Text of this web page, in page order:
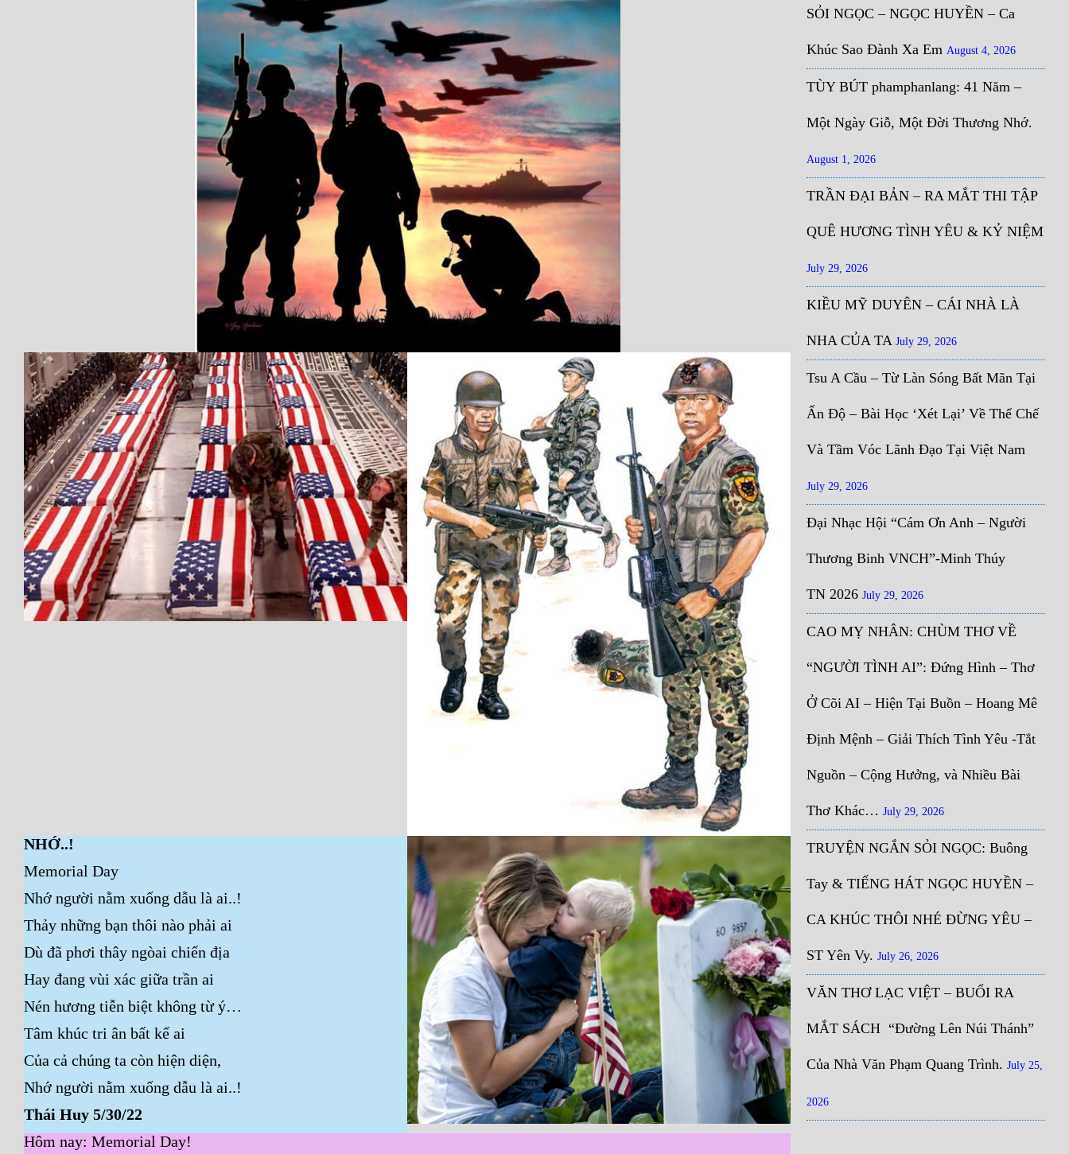
NHỚ..!
Memorial Day
Nhớ người nằm xuống dẫu là ai..!
Thảy những bạn thôi nào phải ai
Dù đã phơi thây ngòai chiến địa
Hay đang vùi xác giữa trần ai
Nén hương tiễn biệt không từ ý…
Tâm khúc tri ân bất kể ai
Của cả chúng ta còn hiện diện,
Nhớ người nằm xuống dẫu là ai..!
Thái Huy 5/30/22
Hôm nay: Memorial Day!
SỎI NGỌC – NGỌC HUYỀN – Ca
Khúc Sao Đành Xa Em August 4, 2026
TÙY BÚT phamphanlang: 41 Năm –
Một Ngày Giỗ, Một Đời Thương Nhớ.
August 1, 2026
TRẦN ĐẠI BẢN – RA MẮT THI TẬP
QUÊ HƯƠNG TÌNH YÊU & KỶ NIỆM
July 29, 2026
KIỀU MỸ DUYÊN – CÁI NHÀ LÀ
NHA CỦA TA July 29, 2026
Tsu A Cầu – Từ Làn Sóng Bất Mãn Tại
Ấn Độ – Bài Học ‘Xét Lại’ Về Thể Chế
Và Tầm Vóc Lãnh Đạo Tại Việt Nam
July 29, 2026
Đại Nhạc Hội “Cám Ơn Anh – Người
Thương Binh VNCH”-Minh Thúy
TN 2026 July 29, 2026
CAO MỴ NHÂN: CHÙM THƠ VỀ
“NGƯỜI TÌNH AI”: Đứng Hình – Thơ
Ở Cõi AI – Hiện Tại Buồn – Hoang Mê
Định Mệnh – Giải Thích Tình Yêu -Tắt
Nguồn – Cộng Hưởng, và Nhiều Bài
Thơ Khác… July 29, 2026
TRUYỆN NGẮN SỎI NGỌC: Buông
Tay & TIẾNG HÁT NGỌC HUYỀN –
CA KHÚC THÔI NHÉ ĐỪNG YÊU –
ST Yên Vy. July 26, 2026
VĂN THƠ LẠC VIỆT – BUỔI RA
MẮT SÁCH “Đường Lên Núi Thánh”
Của Nhà Văn Phạm Quang Trình. July 25,
2026